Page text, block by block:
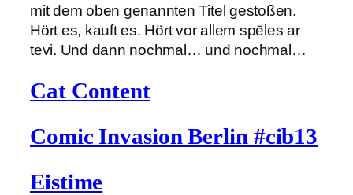
mit dem oben genannten Titel gestoßen.
Hört es, kauft es. Hört vor allem spēles ar
tevi. Und dann nochmal… und nochmal…
Cat Content
Comic Invasion Berlin #cib13
Eistime